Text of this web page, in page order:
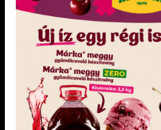
TI-7 TORTAÁLLVÁNY
KIEMELT TERMÉKEK
Dia-Wellness Bejgli Mix